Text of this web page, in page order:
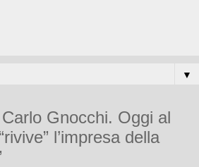
▼
Gnocchi. Oggi al
l’impresa della